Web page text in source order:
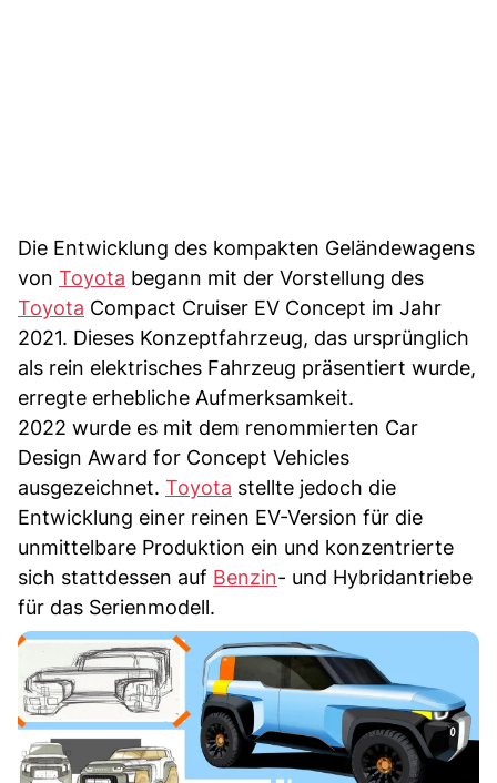
Die Entwicklung des kompakten Geländewagens
von Toyota begann mit der Vorstellung des
Toyota Compact Cruiser EV Concept im Jahr
2021. Dieses Konzeptfahrzeug, das ursprünglich
als rein elektrisches Fahrzeug präsentiert wurde,
erregte erhebliche Aufmerksamkeit.
2022 wurde es mit dem renommierten Car
Design Award for Concept Vehicles
ausgezeichnet. Toyota stellte jedoch die
Entwicklung einer reinen EV-Version für die
unmittelbare Produktion ein und konzentrierte
sich stattdessen auf Benzin- und Hybridantriebe
für das Serienmodell.